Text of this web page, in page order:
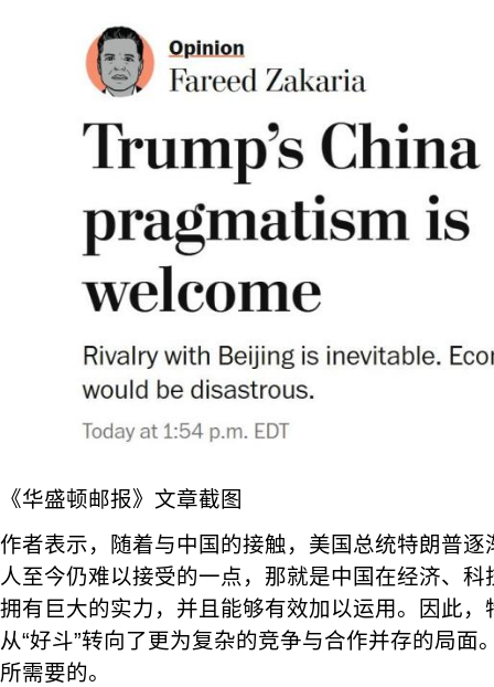
《华盛顿邮报》文章截图
作者表示，随着与中国的接触，美国总统特朗普
人至今仍难以接受的一点，那就是中国在经济、
拥有巨大的实力，并且能够有效加以运用。因此
从“好斗”转向了更为复杂的竞争与合作并存的局面
所需要的。